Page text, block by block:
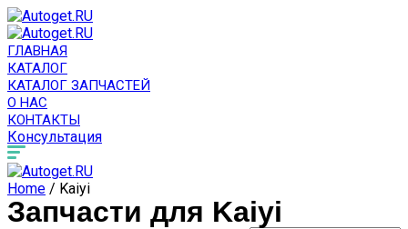
ГЛАВНАЯ
КАТАЛОГ
КАТАЛОГ ЗАПЧАСТЕЙ
О НАС
КОНТАКТЫ
Консультация
Home / Kaiyi
Запчасти для Kaiyi